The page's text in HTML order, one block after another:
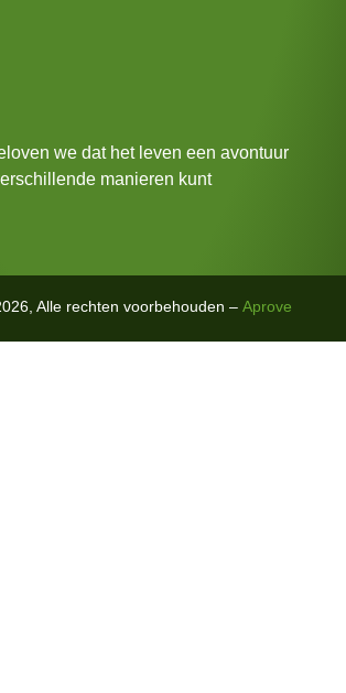
we dat het leven een avontuur
manieren kunt
Alle rechten voorbehouden – Aprove